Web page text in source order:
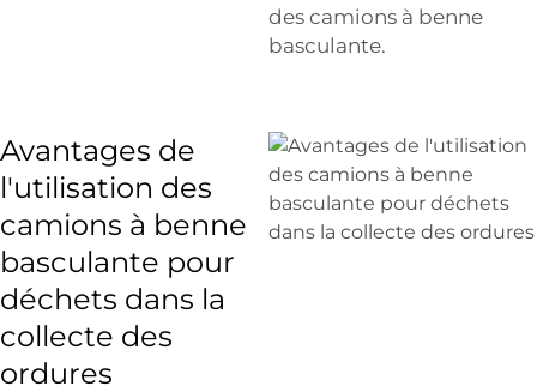
des camions à benne
basculante.
Avantages de
l'utilisation des
camions à benne
basculante pour
déchets dans la
collecte des
ordures